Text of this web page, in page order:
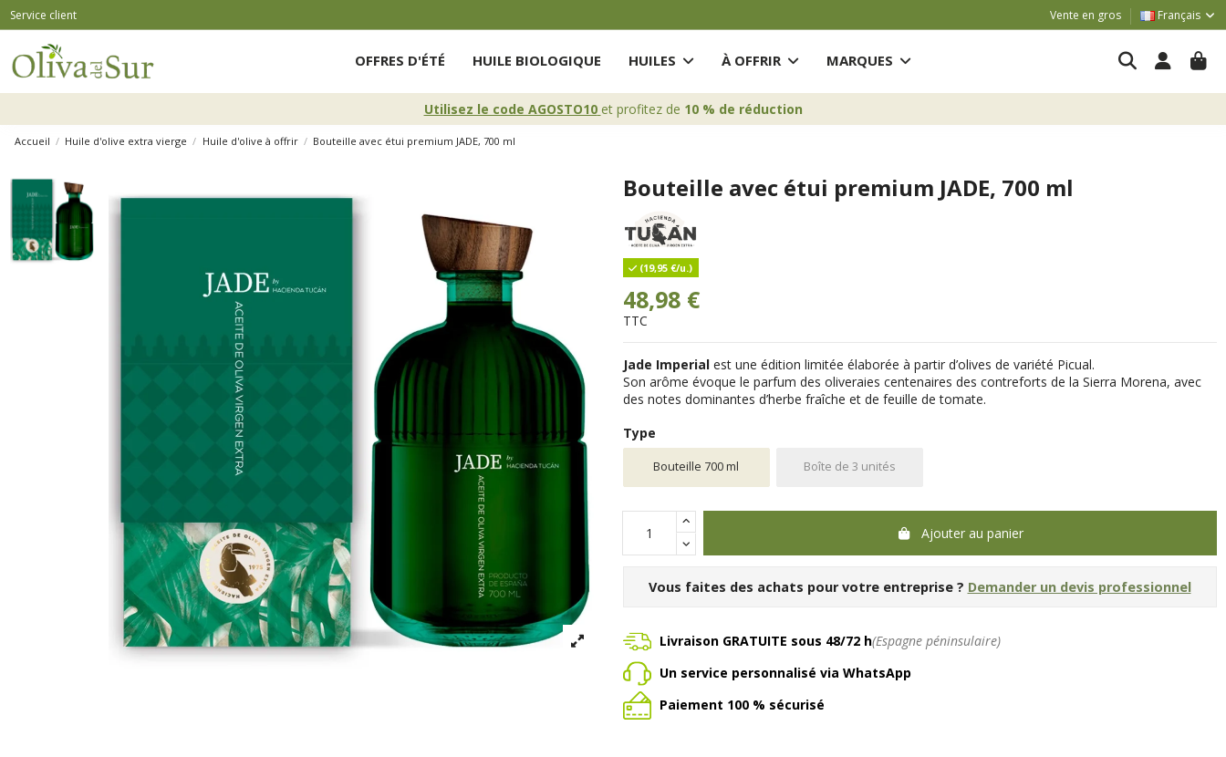
Service client Vente en gros Français
OFFRES D'ÉTÉ HUILE BIOLOGIQUE HUILES À OFFRIR MARQUES
Utilisez le code AGOSTO10 et profitez de 10 % de réduction
Accueil Huile d'olive extra vierge Huile d'olive à offrir Bouteille avec étui premium JADE, 700 ml
Bouteille avec étui premium JADE, 700 ml
(19,95 €/u.)
48,98 €
TTC
Jade Imperialest une édition limitée élaborée à partir d’olives de variété Picual.
Son arôme évoque le parfum des oliveraies centenaires des contreforts de la Sierra Morena, avec
des notes dominantes d’herbe fraîche et de feuille de tomate.
Type
Bouteille 700 ml Boîte de 3 unités
Ajouter au panier
Vous faites des achats pour votre entreprise ? Demander un devis professionnel
Livraison GRATUITE sous 48/72 h(Espagne péninsulaire)
Un service personnalisé via WhatsApp
Paiement 100 % sécurisé